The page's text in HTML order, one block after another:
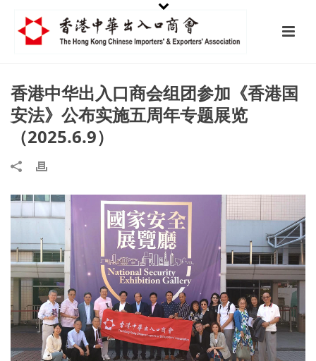
香港中华出入口商会组团参加《香港国
安法》公布实施五周年专题展览
（2025.6.9）